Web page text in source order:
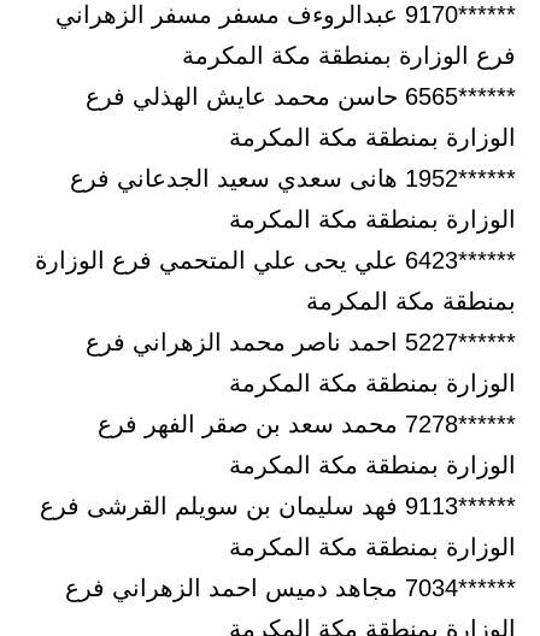
******9170 عبدالروءف مسفر مسفر الزهراني
فرع الوزارة بمنطقة مكة المكرمة
******6565 حاسن محمد عايش الهذلي فرع
الوزارة بمنطقة مكة المكرمة
******1952 هانى سعدي سعيد الجدعاني فرع
الوزارة بمنطقة مكة المكرمة
******6423 علي يحى علي المتحمي فرع الوزارة
بمنطقة مكة المكرمة
******5227 احمد ناصر محمد الزهراني فرع
الوزارة بمنطقة مكة المكرمة
******7278 محمد سعد بن صقر الفهر فرع
الوزارة بمنطقة مكة المكرمة
******9113 فهد سليمان بن سويلم القرشى فرع
الوزارة بمنطقة مكة المكرمة
******7034 مجاهد دميس احمد الزهراني فرع
الوزارة بمنطقة مكة المكرمة